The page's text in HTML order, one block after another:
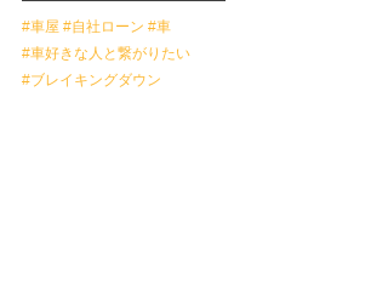
#車屋 #自社ローン #車
#車好きな人と繋がりたい
#ブレイキングダウン